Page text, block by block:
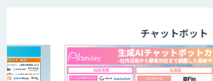
JOINT AI Flow byGMO
チャットボット